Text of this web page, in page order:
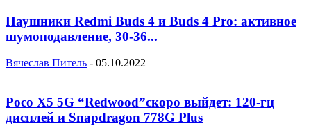
Наушники Redmi Buds 4 и Buds 4 Pro: активное
шумоподавление, 30-36...
Вячеслав Питель - 05.10.2022
Poco X5 5G “Redwood”скоро выйдет: 120-гц
дисплей и Snapdragon 778G Plus